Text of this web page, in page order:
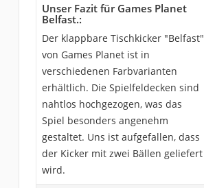
Unser Fazit für Games Planet
Belfast.:
Der klappbare Tischkicker "Belfast"
von Games Planet ist in
verschiedenen Farbvarianten
erhältlich. Die Spielfeldecken sind
nahtlos hochgezogen, was das
Spiel besonders angenehm
gestaltet. Uns ist aufgefallen, dass
der Kicker mit zwei Bällen geliefert
wird.